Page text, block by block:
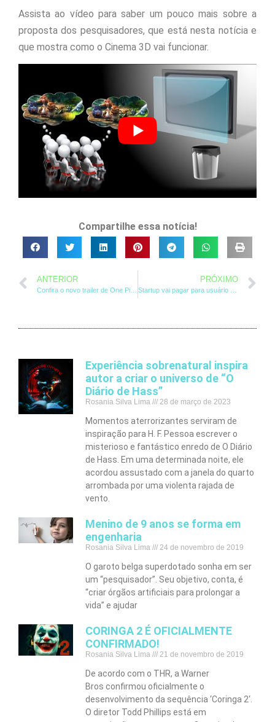
Assista ao vídeo para saber um pouco mais sobre a
proposta dos pesquisadores, que está nesta notícia e
que mostra como o Cinema 3D vai funcionar.
Compartilhe essa notícia!
ANTERIOR PRÓXIMO
Experiência sobrenatural inspira
autor a criar o universo de “O
Diário de Hass”
Rosania Silva Lima 28 de março de 2023
Momentos aterrorizantes serviram de
inspiração para H. F. Pessoa escrever o
misterioso e fantástico enredo de O Diário
de Hass. Em uma determinada noite, ele
acordou assustado com a janela do quarto
arrombada por uma violenta rajada de
vento.
Menino de 9 anos se forma em
engenharia
Rosania Silva Lima 24 de novembro de 2019
O garoto belga superdotado sonha em ser
um “pesquisador”. Seu objetivo, conta, é
“criar órgãos artificiais para prolongar a
vida” e ajudar
CORINGA 2 É OFICIALMENTE
CONFIRMADO!
Rosania Silva Lima 21 de novembro de 2019
De acordo com o THR, a Warner
Bros confirmou oficialmente o
desenvolvimento da sequência ‘Coringa 2‘.
O diretor Todd Phillips está em